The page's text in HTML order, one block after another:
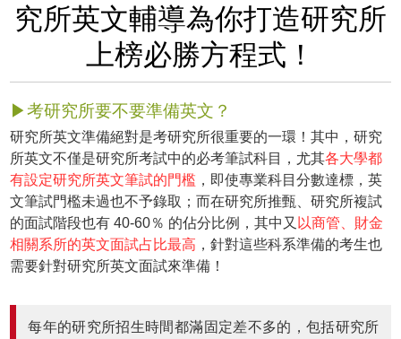
究所英文輔導為你打造研究所
上榜必勝方程式！
▶考研究所要不要準備英文？
研究所英文準備絕對是考研究所很重要的一環！其中，研究
所英文不僅是研究所考試中的必考筆試科目，尤其各大學都
有設定研究所英文筆試的門檻 ，即使專業科目分數達標，英
文筆試門檻未過也不予錄取；而在研究所推甄、研究所複試
的面試階段也有 40-60％ 的佔分比例，其中又 以商管、財金
相關系所的英文面試占比最高 ，針對這些科系準備的考生也
需要針對研究所英文面試來準備！
每年的研究所招生時間都滿固定差不多的，包括研究所